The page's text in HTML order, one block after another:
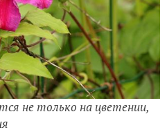
не только на цветении,